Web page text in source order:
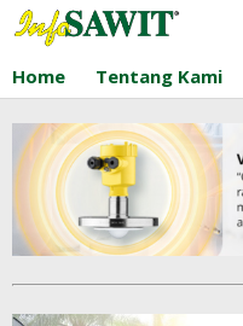
Lewati
ke
konten
Home Tentang Kami